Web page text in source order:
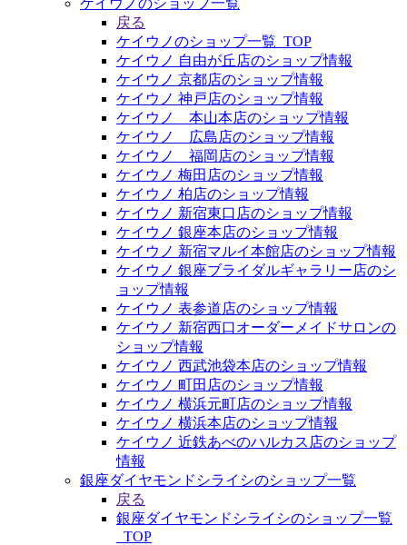
ケイウノのショップ一覧
戻る
ケイウノのショップ一覧_TOP
ケイウノ 自由が丘店のショップ情報
ケイウノ 京都店のショップ情報
ケイウノ 神戸店のショップ情報
ケイウノ 本山本店のショップ情報
ケイウノ 広島店のショップ情報
ケイウノ 福岡店のショップ情報
ケイウノ 梅田店のショップ情報
ケイウノ 柏店のショップ情報
ケイウノ 新宿東口店のショップ情報
ケイウノ 銀座本店のショップ情報
ケイウノ 新宿マルイ本館店のショップ情報
ケイウノ 銀座ブライダルギャラリー店のシ
ョップ情報
ケイウノ 表参道店のショップ情報
ケイウノ 新宿西口オーダーメイドサロンの
ショップ情報
ケイウノ 西武池袋本店のショップ情報
ケイウノ 町田店のショップ情報
ケイウノ 横浜元町店のショップ情報
ケイウノ 横浜本店のショップ情報
ケイウノ 近鉄あべのハルカス店のショップ
情報
銀座ダイヤモンドシライシのショップ一覧
戻る
銀座ダイヤモンドシライシのショップ一覧
_TOP